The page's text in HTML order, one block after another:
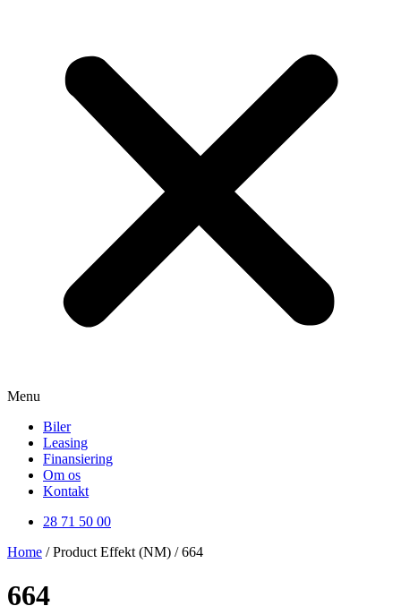
Menu
Biler
Leasing
Finansiering
Om os
Kontakt
28 71 50 00
Home / Product Effekt (NM) / 664
664